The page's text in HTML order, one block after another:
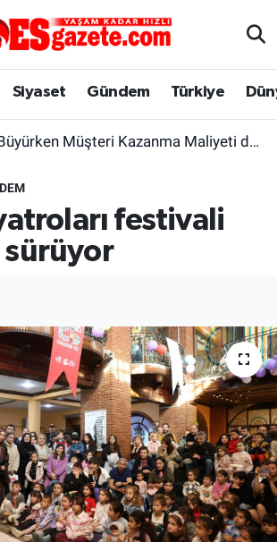
Siyaset Gündem Türkiye
Müşteri Kazanma Maliyeti de Yükseliyor
festivali
sürüyor
dünyası
Arşivi
Eczaneler
Durumu ve Fikstür